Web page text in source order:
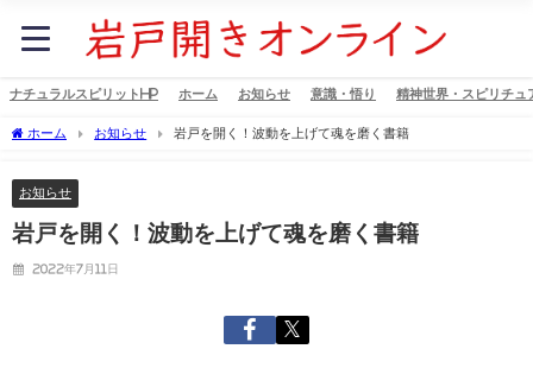
ナチュラルスピリットHP ホーム お知らせ 意識・悟り 精神世界・スピリチュ
ホーム お知らせ 岩戸を開く！波動を上げて魂を磨く書籍
お知らせ
岩戸を開く！波動を上げて魂を磨く書籍
2022年7月11日